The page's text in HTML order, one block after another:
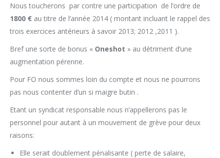
Nous toucherons par contre une participation de l’ordre de
1800 € au titre de l’année 2014 ( montant incluant le rappel des
trois exercices antérieurs à savoir 2013; 2012 ,2011 ).
Bref une sorte de bonus « Oneshot » au détriment d’une
augmentation pérenne.
Pour FO nous sommes loin du compte et nous ne pourrons
pas nous contenter d’un si maigre butin .
Etant un syndicat responsable nous n’appellerons pas le
personnel pour autant à un mouvement de grève pour deux
raisons:
Elle serait doublement pénalisante ( perte de salaire,